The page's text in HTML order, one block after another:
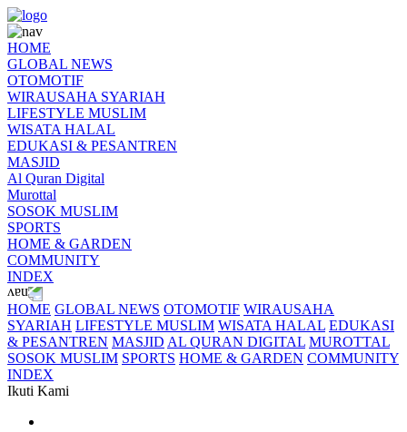
HOME
GLOBAL NEWS
OTOMOTIF
WIRAUSAHA SYARIAH
LIFESTYLE MUSLIM
WISATA HALAL
EDUKASI & PESANTREN
MASJID
Al Quran Digital
Murottal
SOSOK MUSLIM
SPORTS
HOME & GARDEN
COMMUNITY
INDEX
HOME GLOBAL NEWS OTOMOTIF WIRAUSAHA
SYARIAH LIFESTYLE MUSLIM WISATA HALAL EDUKASI
& PESANTREN MASJID AL QURAN DIGITAL MUROTTAL
SOSOK MUSLIM SPORTS HOME & GARDEN COMMUNITY
INDEX
Ikuti Kami